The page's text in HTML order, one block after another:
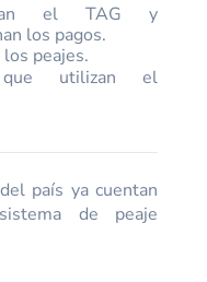
el TAG y
los pagos.
peajes.
que utilizan el
país ya cuentan
de peaje